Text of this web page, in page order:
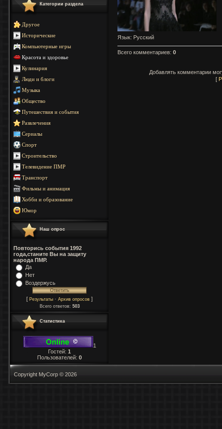
Категории раздела
Другое
Исторические
Компьютерные игры
Красота и здоровье
Кулинария
Люди и блоги
Музыка
Общество
Путешествия и события
Развлечения
Сериалы
Спорт
Строительство
Телевидение ПМР
Транспорт
Фильмы и анимация
Хобби и образование
Юмор
Наш опрос
Повторись события 1992
года,станите Вы на защиту
народа ПМР.
Да
Нет
Воздержусь
[ Результаты · Архив опросов ]
Всего ответов: 503
Статистика
1
Гостей: 1
Пользователей: 0
Язык: Русский
Всего комментариев: 0
Добавлять комментарии
[
Copyright MyCorp © 2026